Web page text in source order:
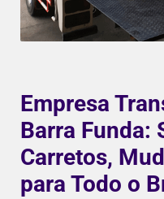
Empresa
Barra Funda:
Carretos,
para Todo o